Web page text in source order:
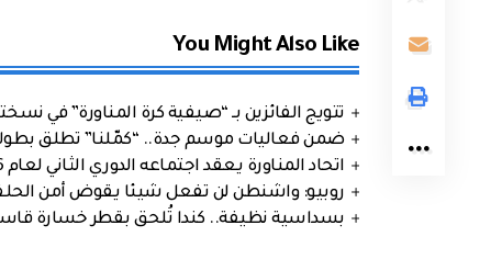
You Might Also Like
تتويج الفائزين بـ “صيفية كرة المناورة” في
ضمن فعاليات موسم جدة.. “كمّلنا” تطلق بطولتها في
اتحاد المناورة يعقد اجتماعه الدوري الثاني لعام 2026
روبيو: واشنطن لن تفعل شيئا يقوض أمن
بسداسية نظيفة.. كندا تُلحق بقطر خسارة